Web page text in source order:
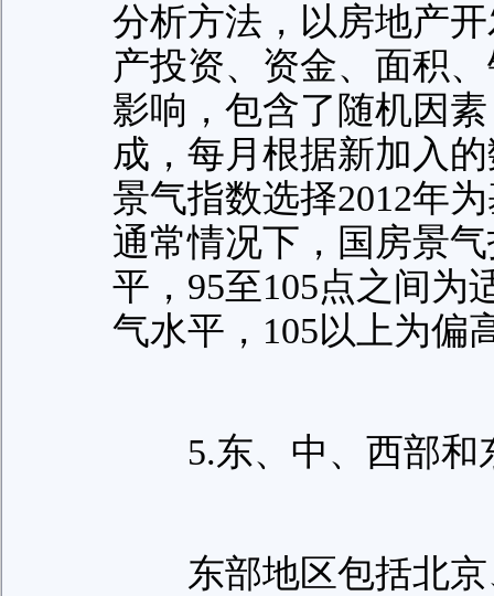
分析方法，以房地产
产投资、资金、面积
影响，包含了随机因
成，每月根据新加入
景气指数选择2012年
通常情况下，国房景
平，95至105点之间为
气水平，105以上为偏
5.东、中、西部和
东部地区包括北京